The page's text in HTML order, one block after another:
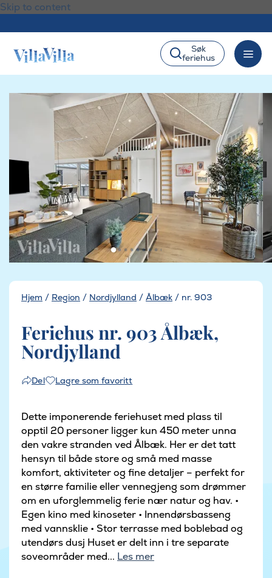
Skip to content
Søk
feriehus
Hjem / Region / Nordjylland / Ålbæk / nr. 903
Feriehus nr. 903 Ålbæk,
Nordjylland
Del Lagre som favoritt
Dette imponerende feriehuset med plass til
opptil 20 personer ligger kun 450 meter unna
den vakre stranden ved Ålbæk. Her er det tatt
hensyn til både store og små med masse
komfort, aktiviteter og fine detaljer – perfekt for
en større familie eller vennegjeng som drømmer
om en uforglemmelig ferie nær natur og hav. •
Egen kino med kinoseter • Innendørsbasseng
med vannsklie • Stor terrasse med boblebad og
utendørs dusj Huset er delt inn i tre separate
soveområder med... Les mer